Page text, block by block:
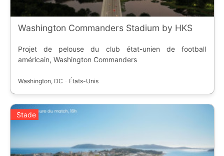
Washington Commanders Stadium by HKS
Projet de pelouse du club état-unien de football
américain, Washington Commanders
Washington, DC - États-Unis
Stade